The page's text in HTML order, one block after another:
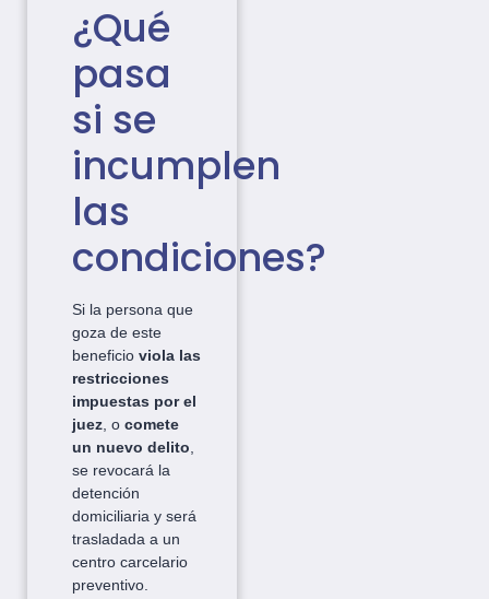
¿Qué
pasa
si se
incumplen
las
condiciones?
Si la persona que
goza de este
beneficio viola las
restricciones
impuestas por el
juez, o comete
un nuevo delito,
se revocará la
detención
domiciliaria y será
trasladada a un
centro carcelario
preventivo.